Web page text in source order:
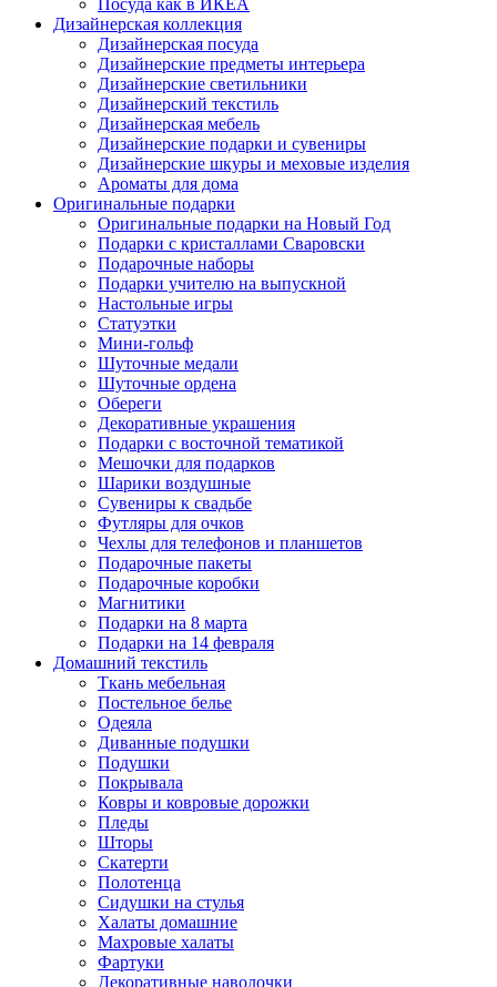
Посуда как в ИКЕА
Дизайнерская коллекция
Дизайнерская посуда
Дизайнерские предметы интерьера
Дизайнерские светильники
Дизайнерский текстиль
Дизайнерская мебель
Дизайнерские подарки и сувениры
Дизайнерские шкуры и меховые изделия
Ароматы для дома
Оригинальные подарки
Оригинальные подарки на Новый Год
Подарки с кристаллами Сваровски
Подарочные наборы
Подарки учителю на выпускной
Настольные игры
Статуэтки
Мини-гольф
Шуточные медали
Шуточные ордена
Обереги
Декоративные украшения
Подарки с восточной тематикой
Мешочки для подарков
Шарики воздушные
Сувениры к свадьбе
Футляры для очков
Чехлы для телефонов и планшетов
Подарочные пакеты
Подарочные коробки
Магнитики
Подарки на 8 марта
Подарки на 14 февраля
Домашний текстиль
Ткань мебельная
Постельное белье
Одеяла
Диванные подушки
Подушки
Покрывала
Ковры и ковровые дорожки
Пледы
Шторы
Скатерти
Полотенца
Сидушки на стулья
Халаты домашние
Махровые халаты
Фартуки
Декоративные наволочки